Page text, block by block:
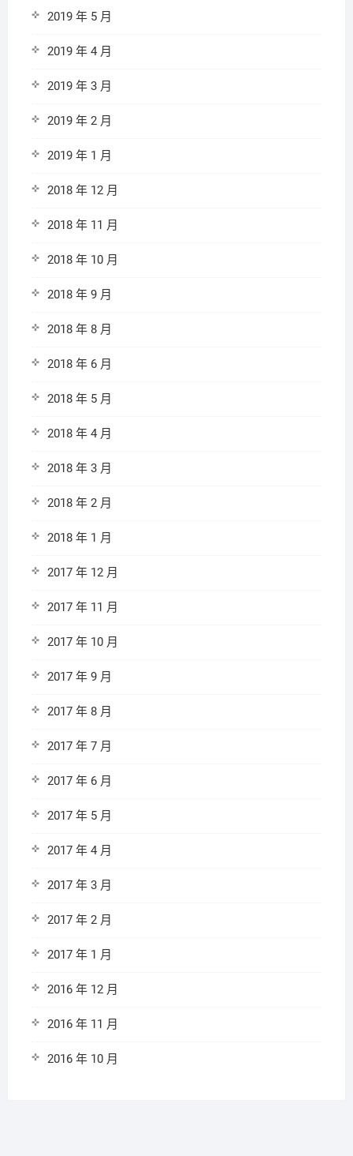
2019 年 5 月
2019 年 4 月
2019 年 3 月
2019 年 2 月
2019 年 1 月
2018 年 12 月
2018 年 11 月
2018 年 10 月
2018 年 9 月
2018 年 8 月
2018 年 6 月
2018 年 5 月
2018 年 4 月
2018 年 3 月
2018 年 2 月
2018 年 1 月
2017 年 12 月
2017 年 11 月
2017 年 10 月
2017 年 9 月
2017 年 8 月
2017 年 7 月
2017 年 6 月
2017 年 5 月
2017 年 4 月
2017 年 3 月
2017 年 2 月
2017 年 1 月
2016 年 12 月
2016 年 11 月
2016 年 10 月